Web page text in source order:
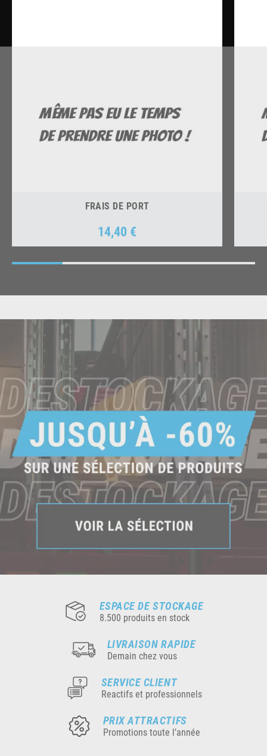
FRAIS DE PORT
Prix
14,40 €
ESPACE DE STOCKAGE
8.500 produits en stock
LIVRAISON RAPIDE
Demain chez vous
SERVICE CLIENT
Reactifs et professionnels
PRIX ATTRACTIFS
Promotions toute l’année